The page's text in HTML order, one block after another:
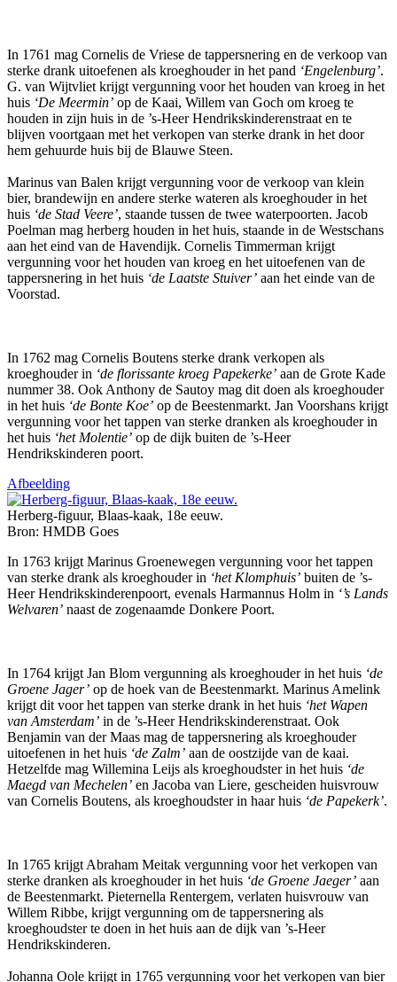
In 1761 mag Cornelis de Vriese de tappersnering en de verkoop van
sterke drank uitoefenen als kroeghouder in het pand ‘Engelenburg’.
G. van Wijtvliet krijgt vergunning voor het houden van kroeg in het
huis ‘De Meermin’ op de Kaai, Willem van Goch om kroeg te
houden in zijn huis in de ’s-Heer Hendrikskinderenstraat en te
blijven voortgaan met het verkopen van sterke drank in het door
hem gehuurde huis bij de Blauwe Steen.
Marinus van Balen krijgt vergunning voor de verkoop van klein
bier, brandewijn en andere sterke wateren als kroeghouder in het
huis ‘de Stad Veere’, staande tussen de twee waterpoorten. Jacob
Poelman mag herberg houden in het huis, staande in de Westschans
aan het eind van de Havendijk. Cornelis Timmerman krijgt
vergunning voor het houden van kroeg en het uitoefenen van de
tappersnering in het huis ‘de Laatste Stuiver’ aan het einde van de
Voorstad.
In 1762 mag Cornelis Boutens sterke drank verkopen als
kroeghouder in ‘de florissante kroeg Papekerke’ aan de Grote Kade
nummer 38. Ook Anthony de Sautoy mag dit doen als kroeghouder
in het huis ‘de Bonte Koe’ op de Beestenmarkt. Jan Voorshans krijgt
vergunning voor het tappen van sterke dranken als kroeghouder in
het huis ‘het Molentie’ op de dijk buiten de ’s-Heer
Hendrikskinderen poort.
Afbeelding
Herberg-figuur, Blaas-kaak, 18e eeuw.
Bron: HMDB Goes
In 1763 krijgt Marinus Groenewegen vergunning voor het tappen
van sterke drank als kroeghouder in ‘het Klomphuis’ buiten de ’s-
Heer Hendrikskinderenpoort, evenals Harmannus Holm in ‘’s Lands
Welvaren’ naast de zogenaamde Donkere Poort.
In 1764 krijgt Jan Blom vergunning als kroeghouder in het huis ‘de
Groene Jager’ op de hoek van de Beestenmarkt. Marinus Amelink
krijgt dit voor het tappen van sterke drank in het huis ‘het Wapen
van Amsterdam’ in de ’s-Heer Hendrikskinderenstraat. Ook
Benjamin van der Maas mag de tappersnering als kroeghouder
uitoefenen in het huis ‘de Zalm’ aan de oostzijde van de kaai.
Hetzelfde mag Willemina Leijs als kroeghoudster in het huis ‘de
Maegd van Mechelen’ en Jacoba van Liere, gescheiden huisvrouw
van Cornelis Boutens, als kroeghoudster in haar huis ‘de Papekerk’.
In 1765 krijgt Abraham Meitak vergunning voor het verkopen van
sterke dranken als kroeghouder in het huis ‘de Groene Jaeger’ aan
de Beestenmarkt. Pieternella Rentergem, verlaten huisvrouw van
Willem Ribbe, krijgt vergunning om de tappersnering als
kroeghoudster te doen in het huis aan de dijk van ’s-Heer
Hendrikskinderen.
Johanna Oole krijgt in 1765 vergunning voor het verkopen van bier